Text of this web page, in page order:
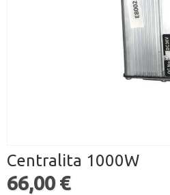
Centralita 1000W
66,00 €